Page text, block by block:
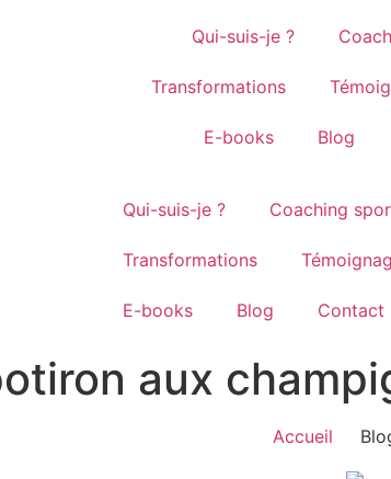
Qui-suis-je ?
Transformations
E-books Blog
Qui-suis-je ? Coaching
Transformations
E-books Blog Contact
aux
Accueil